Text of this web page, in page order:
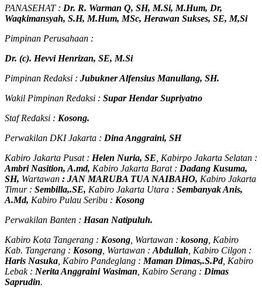
PANASEHAT : Dr. R. Warman Q, SH, M.Si, M.Hum, Dr,
Waqkimansyah, S.H, M.Hum, MSc, Herawan Sukses, SE, M,Si
Pimpinan Perusahaan :
Dr. (c). Hevvi Henrizan, SE, M.Si
Pimpinan Redaksi : Jubukner Alfensius Manullang, SH.
Wakil Pimpinan Redaksi : Supar Hendar Supriyatno
Staf Redaksi : Kosong.
Perwakilan DKI Jakarta : Dina Anggraini, SH
Kabiro Jakarta Pusat : Helen Nuria, SE , Kabirpo Jakarta Selatan :
Ambri Nasition, A.md, Kabiro Jakarta Barat : Dadang Kusuma,
SH, Wartawan : JAN MARUBA TUA NAIBAHO, Kabiro Jakarta
Timur : Sembilla,.SE, Kabiro Jakarta Utara : Sembanyak Anis,
A.Md, Kabiro Pulau Seribu : Kosong
Perwakilan Banten : Hasan Natipuluh.
Kabiro Kota Tangerang : Kosong , Wartawan : kosong , Kabiro
Kab. Tangerang : Kosong , Wartawan : Abdullah , Kabiro Cilgon :
Haris Nasuka , Kabiro Pandeglang : Maman Dimas,.S.Pd, Kabiro
Lebak : Nerita Anggraini Wasiman , Kabiro Serang : Dimas
Saprudin.